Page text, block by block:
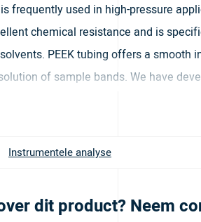
frequently used in high-pressure
chemical resistance and is
PEEK tubing offers a smooth
of sample bands. We have
Instrumentele analyse
dit product? Neem